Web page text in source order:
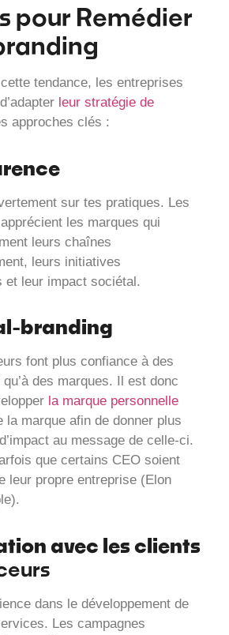
pour Remédier
tendance, les entreprises
leur stratégie de
approches clés :
sur tes pratiques. Les
les marques qui
leurs chaînes
leurs initiatives
et leur impact sociétal.
branding
font plus confiance à des
des marques. Il est donc
la marque personnelle
la marque afin de donner plus
au message de celle-ci.
que certains CEO soient
leur propre entreprise (Elon
avec les clients
dans le développement de
Les campagnes